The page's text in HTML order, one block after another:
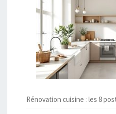
Rénovation cuisine : les 8